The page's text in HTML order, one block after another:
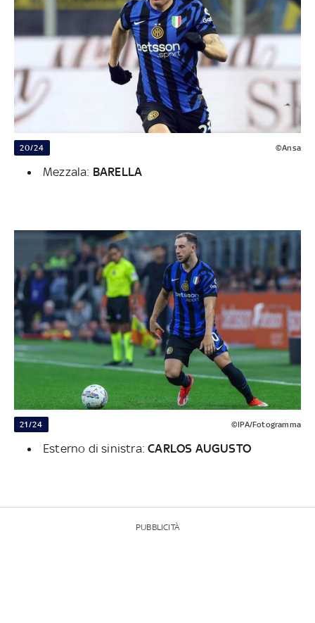
20/24 ©Ansa
Mezzala: BARELLA
21/24 ©IPA/Fotogramma
Esterno di sinistra:CARLOS AUGUSTO
PUBBLICITÀ